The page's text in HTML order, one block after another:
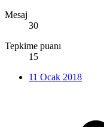
Mesaj
30
Tepkime puanı
15
11 Ocak 2018